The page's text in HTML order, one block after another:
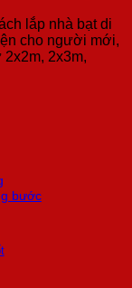
lắp nhà bạt di
cho người mới,
2x3m,
bước